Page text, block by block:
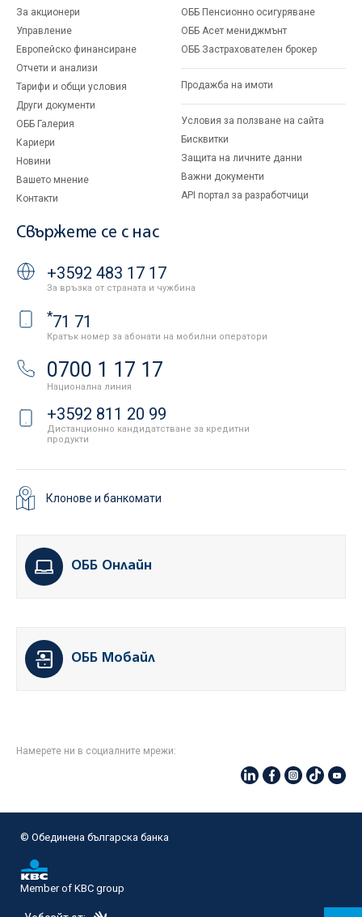
За акционери
Управление
Европейско финансиране
Отчети и анализи
Тарифи и общи условия
Други документи
ОББ Галерия
Кариери
Новини
Вашето мнение
Контакти
ОББ Пенсионно осигуряване
ОББ Асет мениджмънт
ОББ Застрахователен брокер
Продажба на имоти
Условия за ползване на сайта
Бисквитки
Защита на личните данни
Важни документи
API портал за разработчици
Свържете се с нас
+3592 483 17 17
За връзка от страната и чужбина
*71 71
Кратък номер за абонати на мобилни оператори
0700 1 17 17
Национална линия
+3592 811 20 99
Дистанционно кандидатстване за кредитни
продукти
Клонове и банкомати
ОББ Онлайн
ОББ Мобайл
Намерете ни в социалните мрежи:
© Oбединена българска банка
Member of KBC group